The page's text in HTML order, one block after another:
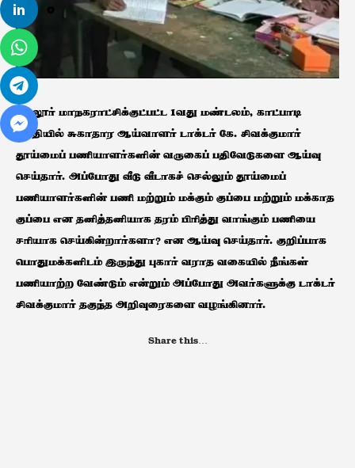
வேலூர் மாநகராட்சிக்குட்பட்ட 1வது மண்டலம், காட்பாடி
பகுதியில் சுகாதார ஆய்வாளர் டாக்டர் கே. சிவக்குமார்
தூய்மைப் பணியாளர்களின் வருகைப் பதிவேடுகளை ஆய்வு
செய்தார். அப்போது வீடு வீடாகச் செல்லும் தூய்மைப்
பணியாளர்களின் பணி மற்றும் மக்கும் குப்பை மற்றும் மக்காத
குப்பை என தனித்தனியாக தரம் பிரித்து வாங்கும் பணியை
சரியாக செய்கின்றார்களா? என ஆய்வு செய்தார். குறிப்பாக
பொதுமக்களிடம் இருந்து புகார் வராத வகையில் நீங்கள்
பணியாற்ற வேண்டும் என்றும் அப்போது அவர்களுக்கு டாக்டர்
சிவக்குமார் தகுந்த அறிவுரைகளை வழங்கினார்.
Share this…